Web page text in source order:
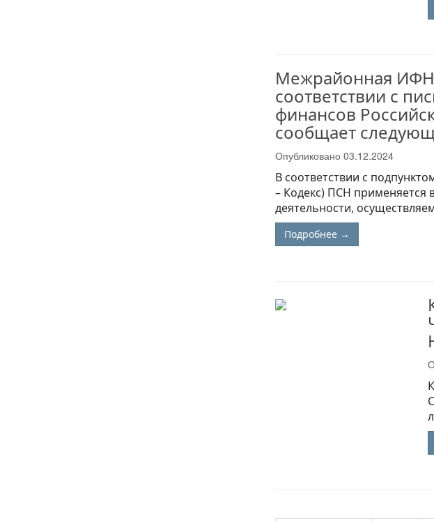
Межрайонная
соответствии с
финансов
сообщает
Опубликовано 03.12.2024
В соответствии c
– Кодекс) ПСН применяется
деятельности,
Подробнее →